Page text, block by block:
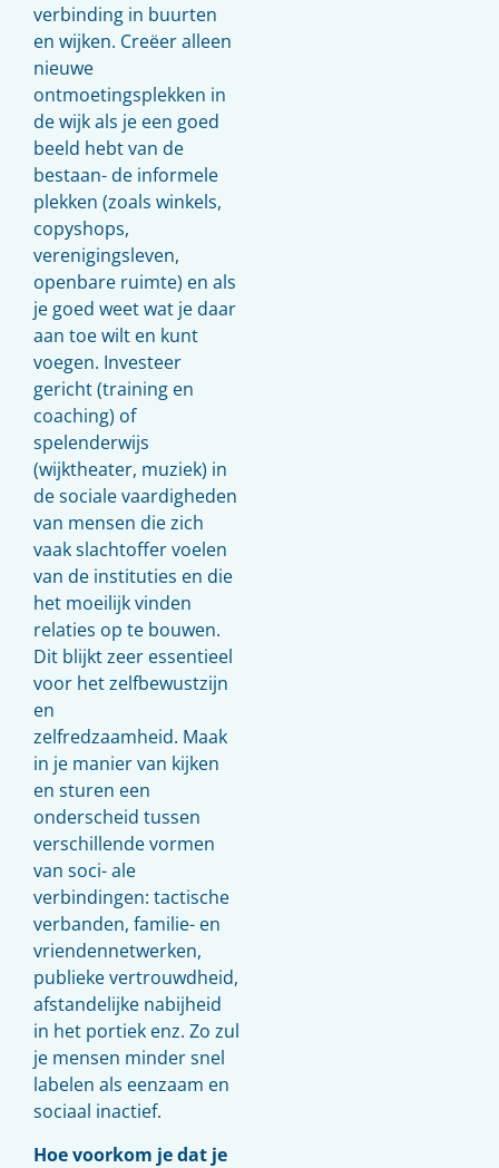
verbinding in buurten
en wijken. Creëer alleen
nieuwe
ontmoetingsplekken in
de wijk als je een goed
beeld hebt van de
bestaan- de informele
plekken (zoals winkels,
copyshops,
verenigingsleven,
openbare ruimte) en als
je goed weet wat je daar
aan toe wilt en kunt
voegen. Investeer
gericht (training en
coaching) of
spelenderwijs
(wijktheater, muziek) in
de sociale vaardigheden
van mensen die zich
vaak slachtoffer voelen
van de instituties en die
het moeilijk vinden
relaties op te bouwen.
Dit blijkt zeer essentieel
voor het zelfbewustzijn
en
zelfredzaamheid. Maak
in je manier van kijken
en sturen een
onderscheid tussen
verschillende vormen
van soci- ale
verbindingen: tactische
verbanden, familie- en
vriendennetwerken,
publieke vertrouwdheid,
afstandelijke nabijheid
in het portiek enz. Zo zul
je mensen minder snel
labelen als eenzaam en
sociaal inactief.
Hoe voorkom je dat je